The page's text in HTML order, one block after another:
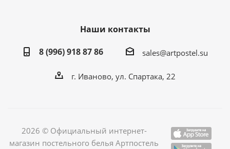
Наши контакты
8 (996) 918 87 86
sales@artpostel.su
г. Иваново, ул. Спартака, 22
2026 © Официальный интернет-
магазин постельного белья Артпостель